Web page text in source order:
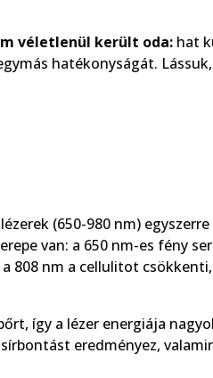
véletlenül került oda: hat
hatékonyságát.
(650-980 nm)
van: a 650 nm-es fény
808 nm a cellulitot
így a lézer energiája
eredményez,